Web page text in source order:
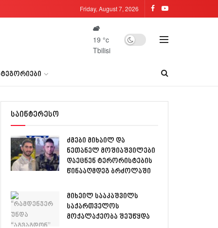
Friday, August 7, 2026
19 °c
Tbilisi
საინტერესო
ძმები მიხაილ და
ნეთანელ მოშიაშვილები
დაეცნენ ტერორისტების
წინააღმდეგ ბრძოლაში
მიხეილ სააკაშვილს
საქართველოს
მოქალაქეობა შეუწყდა